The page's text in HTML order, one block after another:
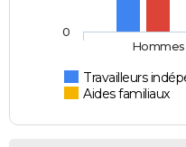
Travailleurs
Aides familiaux
Hommes
0